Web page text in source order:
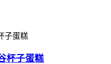
杯子蛋糕